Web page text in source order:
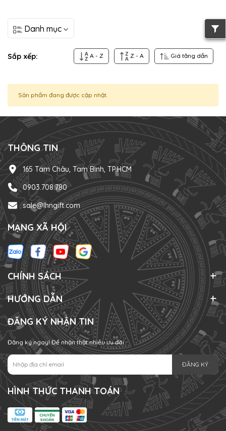
Danh mục
Sắp xếp: A - Z Z - A Giá tăng dần
Sản phẩm đang được cập nhật.
THÔNG TIN
165 Tam Châu, Tam Bình, TP.HCM
0903.708.780
sale@lhngift.com
MẠNG XÃ HỘI
CHÍNH SÁCH
HƯỚNG DẪN
ĐĂNG KÝ NHẬN TIN
Đăng ký ngay! Để nhận thật nhiều ưu đãi
ĐĂNG KÝ
HÌNH THỨC THANH TOÁN